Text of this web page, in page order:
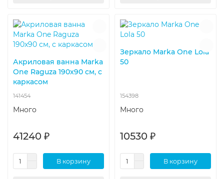
Акриловая ванна Marka
One Raguza 190x90 см, с
каркасом
141454
Много
41240 ₽
В корзину
Зеркало Marka One Lola
50
154398
Много
10530 ₽
В корзину